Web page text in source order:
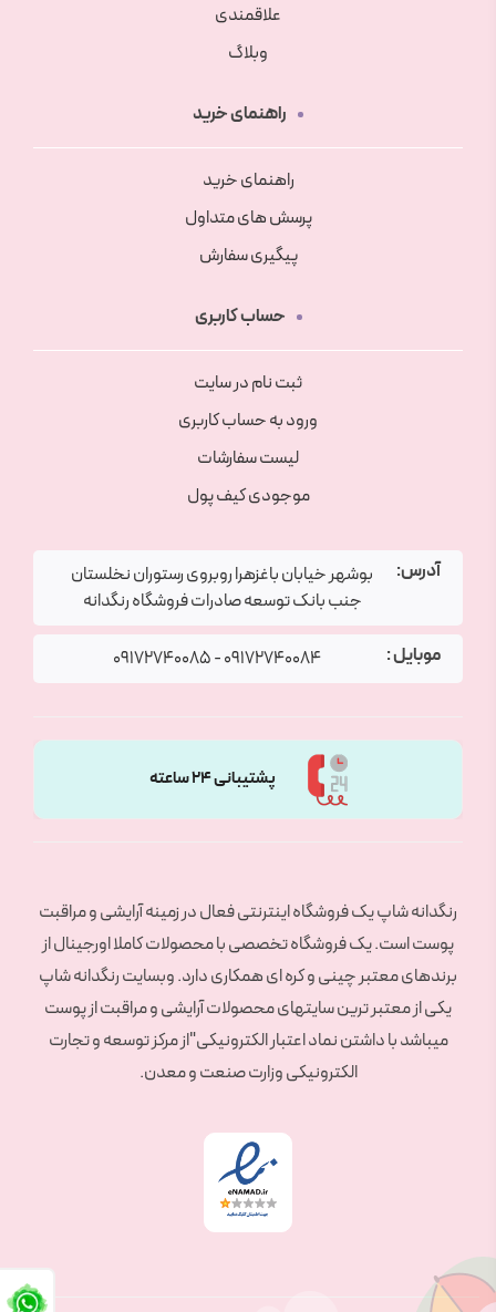
علاقمندی
وبلاگ
راهنمای خرید
راهنمای خرید
پرسش های متداول
پیگیری سفارش
حساب کاربری
ثبت نام در سایت
ورود به حساب کاربری
لیست سفارشات
موجودی کیف پول
آدرس:
بوشهر خیابان باغزهرا روبروی رستوران نخلستان
جنب بانک توسعه صادرات فروشگاه رنگدانه
موبایل : 09172740084
-
09172740085
پشتیبانی 24 ساعته
رنگدانه شاپ یک فروشگاه اینترنتی فعال در زمینه آرایشی و مراقبت
پوست است. یک فروشگاه تخصصی با محصولات کاملا اورجینال از
برندهای معتبر چینی و کره ای همکاری دارد. وبسایت رنگدانه شاپ
یکی از معتبر ترین سایتهای محصولات آرایشی و مراقبت از پوست
میباشد با داشتن نماد اعتبار الکترونیکی"از مرکز توسعه و تجارت
الکترونیکی وزارت صنعت و معدن.